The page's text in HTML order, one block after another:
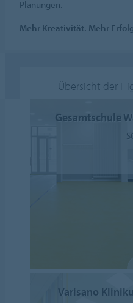
Planungen.
Mehr Kreativität. Mehr
Übersicht der
Gesamtschule
Varisano